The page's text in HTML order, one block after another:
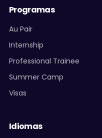
Programas
Au Pair
Internship
Professional Trainee
Summer Camp
Visas
Idiomas